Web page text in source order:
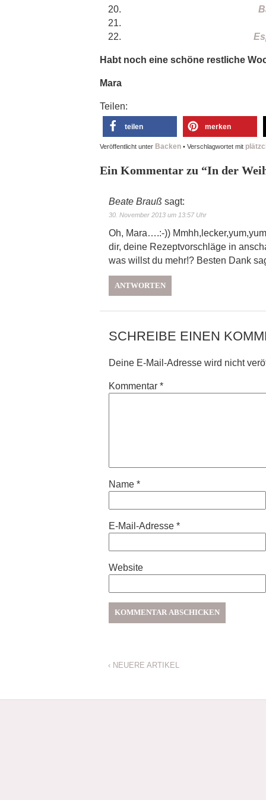
Habt noch eine schöne restliche
Mara
Teilen:
teilen merken
Veröffentlicht unter Backen • Verschlagwortet mit
Ein Kommentar zu “In der
Beate Brauß sagt:
30. November 2013 um 13:57 Uhr
Oh, Mara….:-))
dir, deine Rezeptvorschläge in
was willst du mehr!? Besten Dank
ANTWORTEN
SCHREIBE EINEN
Deine E-Mail-Adresse wird nicht
Kommentar *
Name *
E-Mail-Adresse *
Website
‹NEUERE ARTIKEL